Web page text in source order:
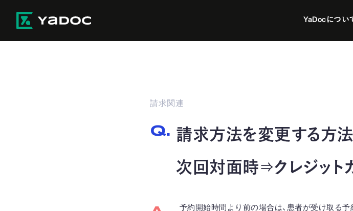
YaDocについ
請求関連
請求方法を変更する方
次回対面時⇒クレジット
予約開始時間より前の場合は、患者が受け取る